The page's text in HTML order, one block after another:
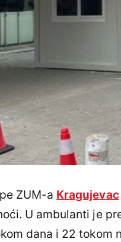
ZUM-a Kragujevac
U ambulanti je
dana i 22 tokom